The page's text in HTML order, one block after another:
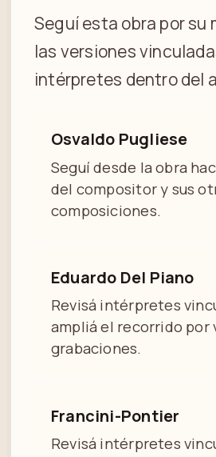
Seguí esta obra por su
las versiones
intérpretes dentro del
Osvaldo Pugliese
Seguí desde la obra
del compositor y sus
composiciones.
Eduardo Del Piano
Revisá intérpretes
ampliá el recorrido por
grabaciones.
Francini-Pontier
Revisá intérpretes